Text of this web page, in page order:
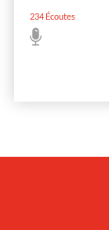
234Écoutes